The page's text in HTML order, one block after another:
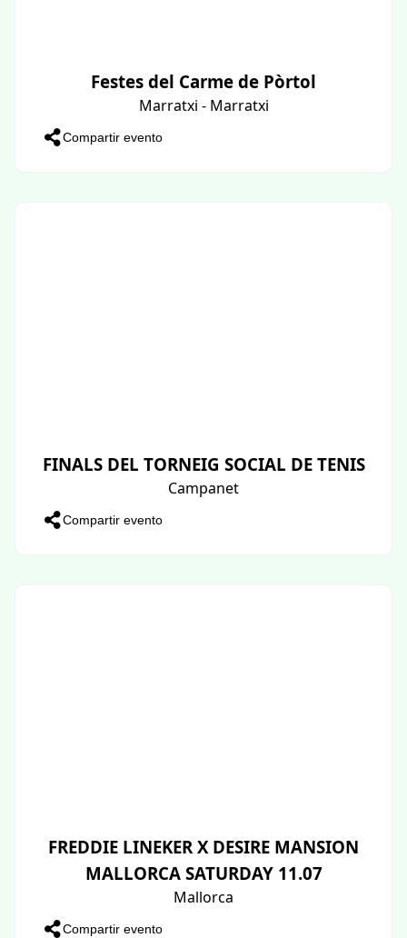
Festes del Carme de Pòrtol
Marratxi - Marratxi
Compartir evento
FINALS DEL TORNEIG SOCIAL DE TENIS
Campanet
Compartir evento
FREDDIE LINEKER X DESIRE MANSION
MALLORCA SATURDAY 11.07
Mallorca
Compartir evento